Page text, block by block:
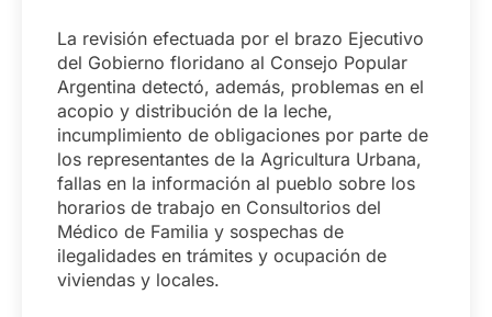
La revisión efectuada por el brazo Ejecutivo
del Gobierno floridano al Consejo Popular
Argentina detectó, además, problemas en el
acopio y distribución de la leche,
incumplimiento de obligaciones por parte de
los representantes de la Agricultura Urbana,
fallas en la información al pueblo sobre los
horarios de trabajo en Consultorios del
Médico de Familia y sospechas de
ilegalidades en trámites y ocupación de
viviendas y locales.